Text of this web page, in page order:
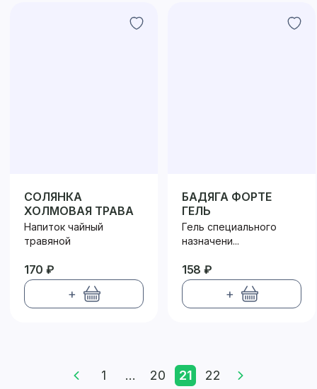
СОЛЯНКА
ХОЛМОВАЯ ТРАВА
Напиток чайный
травяной
170 ₽
+
БАДЯГА ФОРТЕ
ГЕЛЬ
Гель специального
назначени...
158 ₽
+
1 ... 20 21 22